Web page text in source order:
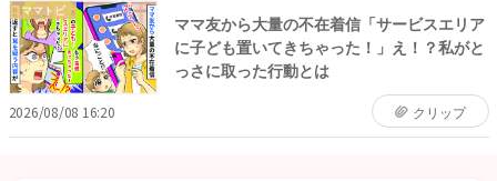
ママトピ
ママ友から大量の不在着信「サービスエリア
に子ども置いてきちゃった！」え！？私がと
っさに取った行動とは
2026/08/08 16:20 クリップ